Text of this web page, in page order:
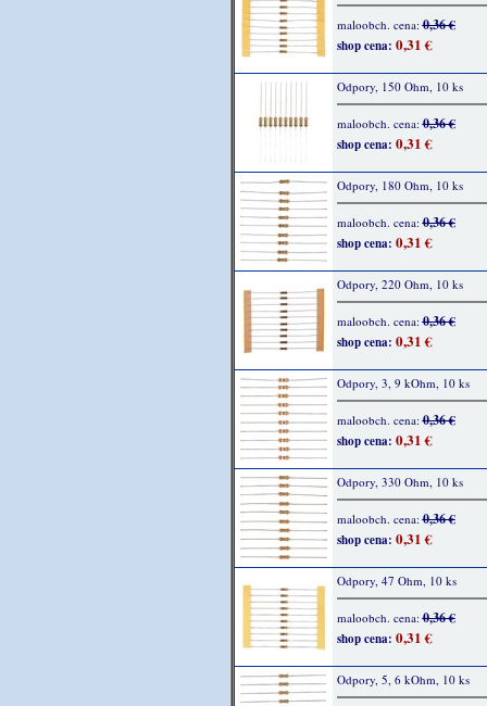
maloobch. cena:0,36 €
shop cena: 0,31 €
Odpory, 150 Ohm, 10 ks
maloobch. cena:0,36 €
shop cena: 0,31 €
Odpory, 180 Ohm, 10 ks
maloobch. cena:0,36 €
shop cena: 0,31 €
Odpory, 220 Ohm, 10 ks
maloobch. cena:0,36 €
shop cena: 0,31 €
Odpory, 3, 9 kOhm, 10 ks
maloobch. cena:0,36 €
shop cena: 0,31 €
Odpory, 330 Ohm, 10 ks
maloobch. cena:0,36 €
shop cena: 0,31 €
Odpory, 47 Ohm, 10 ks
maloobch. cena:0,36 €
shop cena: 0,31 €
Odpory, 5, 6 kOhm, 10 ks